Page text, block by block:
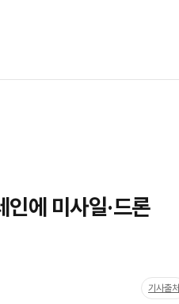
에 미사일·드론
기사출처